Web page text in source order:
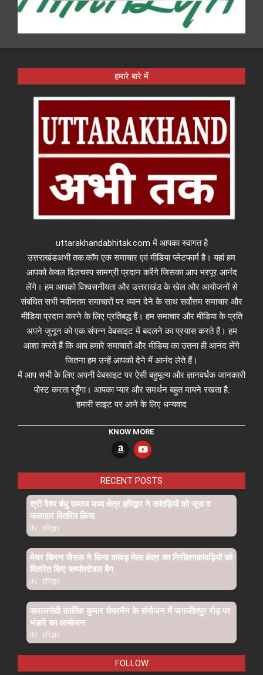
हमारे बारे में
uttarakhandabhitak.com में आपका स्वागत है
उत्तराखंडअभी तक.कॉम एक समाचार एवं मीडिया प्लेटफार्म है। यहां हम
आपको केवल दिलचस्प सामग्री प्रदान करेंगे जिसका आप भरपूर आनंद
लेंगे। हम आपको विश्वसनीयता और उत्तराखंड के खेल और आयोजनों से
संबंधित सभी नवीनतम समाचारों पर ध्यान देने के साथ सर्वोत्तम समाचार और
मीडिया प्रदान करने के लिए प्रतिबद्ध हैं। हम समाचार और मीडिया के प्रति
अपने जुनून को एक संपन्न वेबसाइट में बदलने का प्रयास करते हैं। हम
आशा करते हैं कि आप हमारे समाचारों और मीडिया का उतना ही आनंद लेंगे
जितना हम उन्हें आपको देने में आनंद लेते हैं।
मैं आप सभी के लिए अपनी वेबसाइट पर ऐसी बहुमूल्य और ज्ञानवर्धक जानकारी
पोस्ट करता रहूँगा। आपका प्यार और समर्थन बहुत मायने रखता है.
हमारी साइट पर आने के लिए धन्यवाद
KNOW MORE
RECENT POSTS
श्री वैश्य बंधु समाज मध्य क्षेत्र हरिद्वार ने कांवड़ियों को जूस व
फलाहार वितरित किया
IN: हरिद्वार
मेयर किरण जैसल ने किया कांवड़ मेला क्षेत्र का निरीक्षणकांवड़ियों को
वितरित किए कम्पोस्टेबल बैग
IN: हरिद्वार
समाजसेवी कार्तिक कुमार चेयरमैन के संयोजन में जगजीतपुर रोड़ पर
भंडारे का आयोजन
IN: हरिद्वार
FOLLOW